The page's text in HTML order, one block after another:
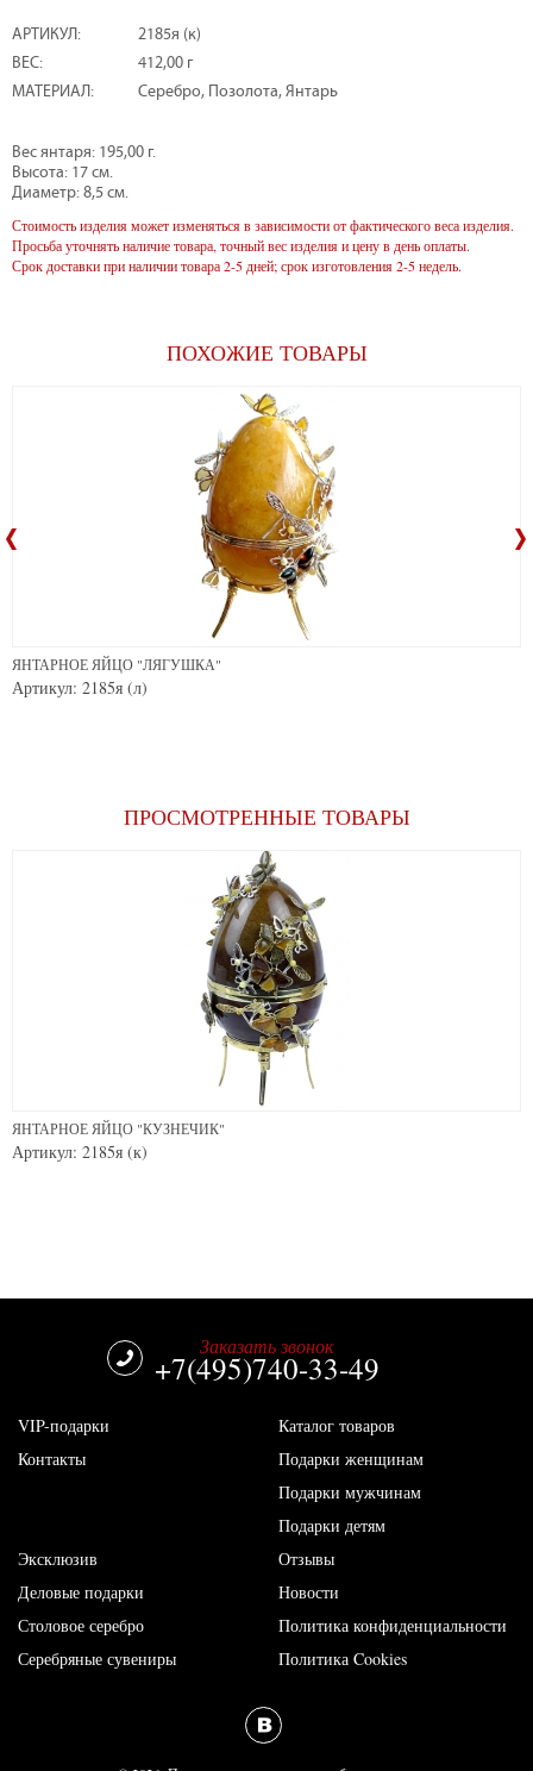
АРТИКУЛ:
2185я (к)
ВЕС:
412,00 г
МАТЕРИАЛ:
Серебро, Позолота, Янтарь
Вес янтаря: 195,00 г.
Высота: 17 см.
Диаметр: 8,5 см.
Стоимость изделия может изменяться в зависимости от фактического веса изделия.
Просьба уточнять наличие товара, точный вес изделия и цену в день оплаты.
Срок доставки при наличии товара 2-5 дней; срок изготовления 2-5 недель.
ПОХОЖИЕ ТОВАРЫ
ЯНТАРНОЕ ЯЙЦО "ЛЯГУШКА"
Артикул: 2185я (л)
ПРОСМОТРЕННЫЕ ТОВАРЫ
ЯНТАРНОЕ ЯЙЦО "КУЗНЕЧИК"
Артикул: 2185я (к)
Заказать звонок
+7(495)740-33-49
VIP-подарки
Контакты
Каталог товаров
Подарки женщинам
Подарки мужчинам
Подарки детям
Эксклюзив
Деловые подарки
Столовое серебро
Серебряные сувениры
Отзывы
Новости
Политика конфиденциальности
Политика Cookies
vk